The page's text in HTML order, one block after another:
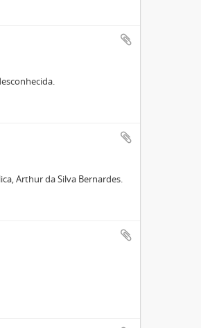
Arthur da Silva Bernardes.